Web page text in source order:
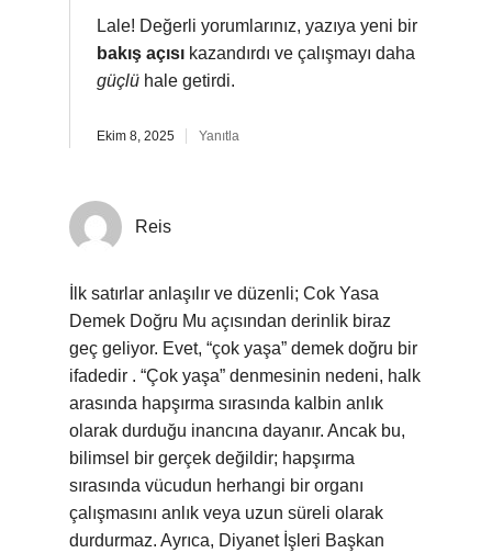
Lale! Değerli yorumlarınız, yazıya yeni bir
bakış açısı kazandırdı ve çalışmayı daha
güçlü hale getirdi.
Ekim 8, 2025 Yanıtla
Reis
İlk satırlar anlaşılır ve düzenli; Cok Yasa
Demek Doğru Mu açısından derinlik biraz
geç geliyor. Evet, “çok yaşa” demek doğru bir
ifadedir . “Çok yaşa” denmesinin nedeni, halk
arasında hapşırma sırasında kalbin anlık
olarak durduğu inancına dayanır. Ancak bu,
bilimsel bir gerçek değildir; hapşırma
sırasında vücudun herhangi bir organı
çalışmasını anlık veya uzun süreli olarak
durdurmaz. Ayrıca, Diyanet İşleri Başkan